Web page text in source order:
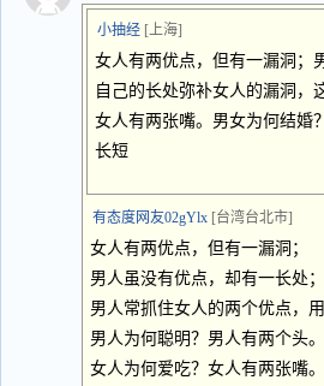
小抽经 [上海]
女人有两优点，但有一漏洞；
自己的长处弥补女人的漏洞，
女人有两张嘴。男女为何结婚
长短
有态度网友02gYlx [台湾台北市]
女人有两优点，但有一漏洞；
男人虽没有优点，却有一长处；
男人常抓住女人的两个优点，
男人为何聪明？男人有两个头。
女人为何爱吃？女人有两张嘴。